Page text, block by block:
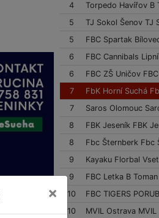
4
5
5
6
6
7
7
8
8
9
9
10
10
×